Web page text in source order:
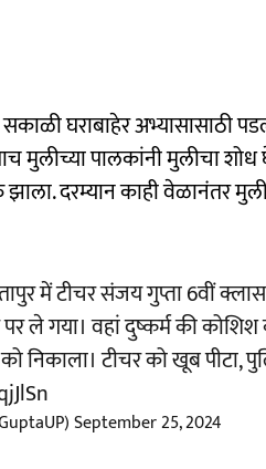
घराबाहेर अभ्यासासाठी
मुलीच्या पालकांनी मुलीचा
दरम्यान काही वेळानंतर
में टीचर संजय गुप्ता 6वीं
ले गया। वहां दुष्कर्म की कोशिश
निकाला। टीचर को खूब पीटा,
September 25, 2024